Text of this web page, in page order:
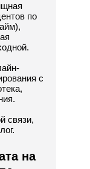
по
с
связи,
на